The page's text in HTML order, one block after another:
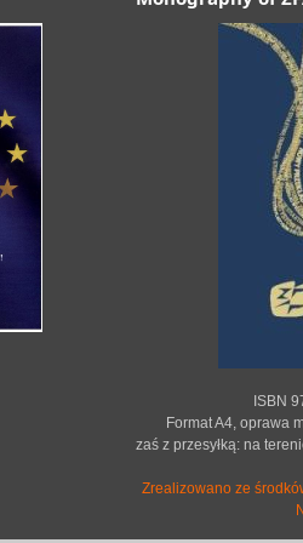
ISBN
Format A4, oprawa
zaś z przesyłką: na
Zrealizowano ze